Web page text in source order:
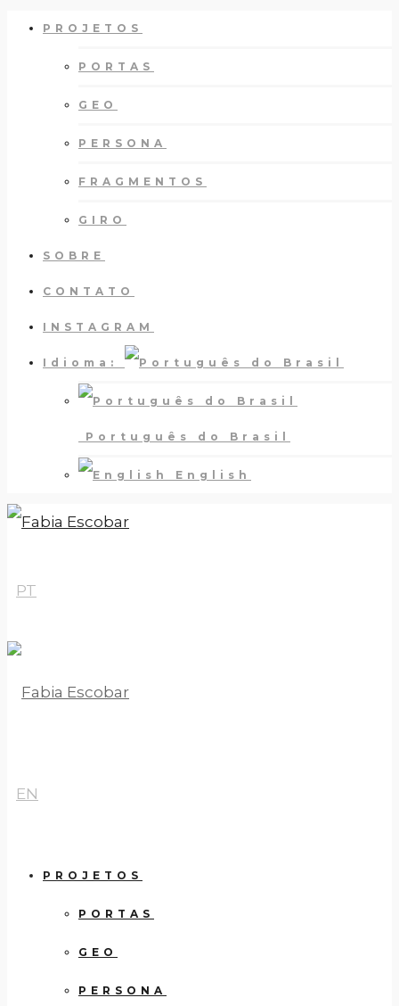
PROJETOS
PORTAS
GEO
PERSONA
FRAGMENTOS
GIRO
SOBRE
CONTATO
INSTAGRAM
Idioma:
Português do Brasil
English
PT
EN
PROJETOS
PORTAS
GEO
PERSONA